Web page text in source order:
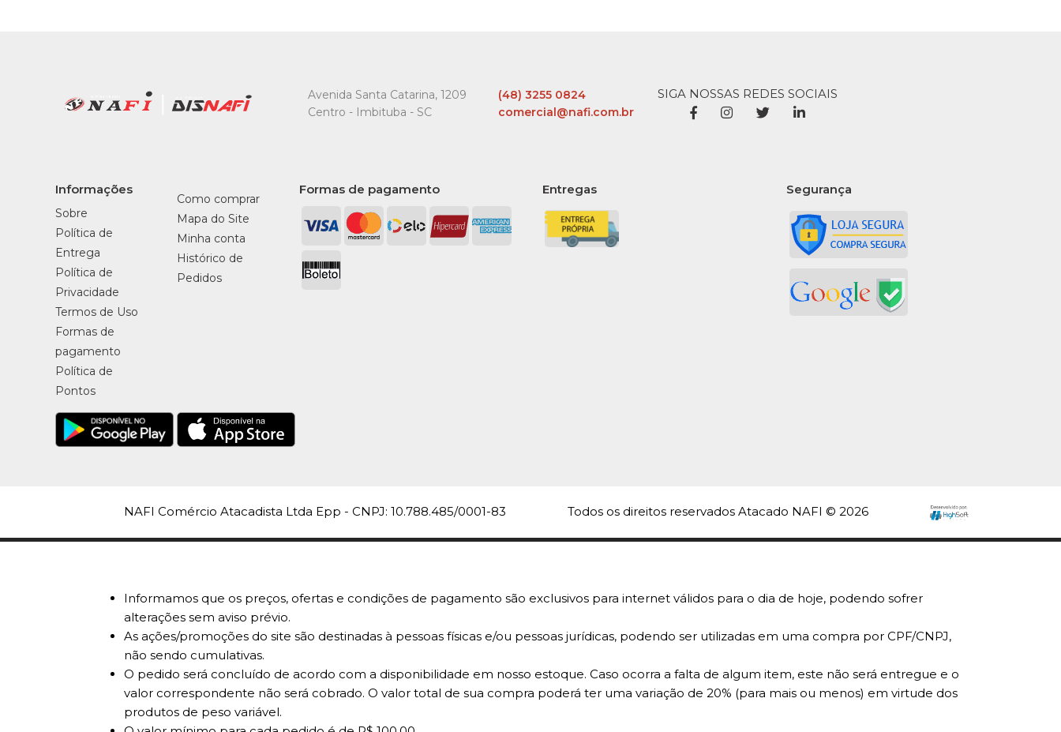
Avenida Santa Catarina, 1209
Centro - Imbituba - SC
(48) 3255 0824
comercial@nafi.com.br
SIGA NOSSAS REDES SOCIAIS
Informações
Sobre
Política de
Entrega
Política de
Privacidade
Termos de Uso
Formas de
pagamento
Política de
Pontos
Como comprar
Mapa do Site
Minha conta
Histórico de
Pedidos
Formas de pagamento Entregas Segurança
NAFI Comércio Atacadista Ltda Epp - CNPJ: 10.788.485/0001-83 Todos os direitos reservados Atacado NAFI © 2026
Informamos que os preços, ofertas e condições de pagamento são exclusivos para internet válidos para o dia de hoje, podendo sofrer
alterações sem aviso prévio.
As ações/promoções do site são destinadas à pessoas físicas e/ou pessoas jurídicas, podendo ser utilizadas em uma compra por CPF/CNPJ,
não sendo cumulativas.
O pedido será concluído de acordo com a disponibilidade em nosso estoque. Caso ocorra a falta de algum item, este não será entregue e o
valor correspondente não será cobrado. O valor total de sua compra poderá ter uma variação de 20% (para mais ou menos) em virtude dos
produtos de peso variável.